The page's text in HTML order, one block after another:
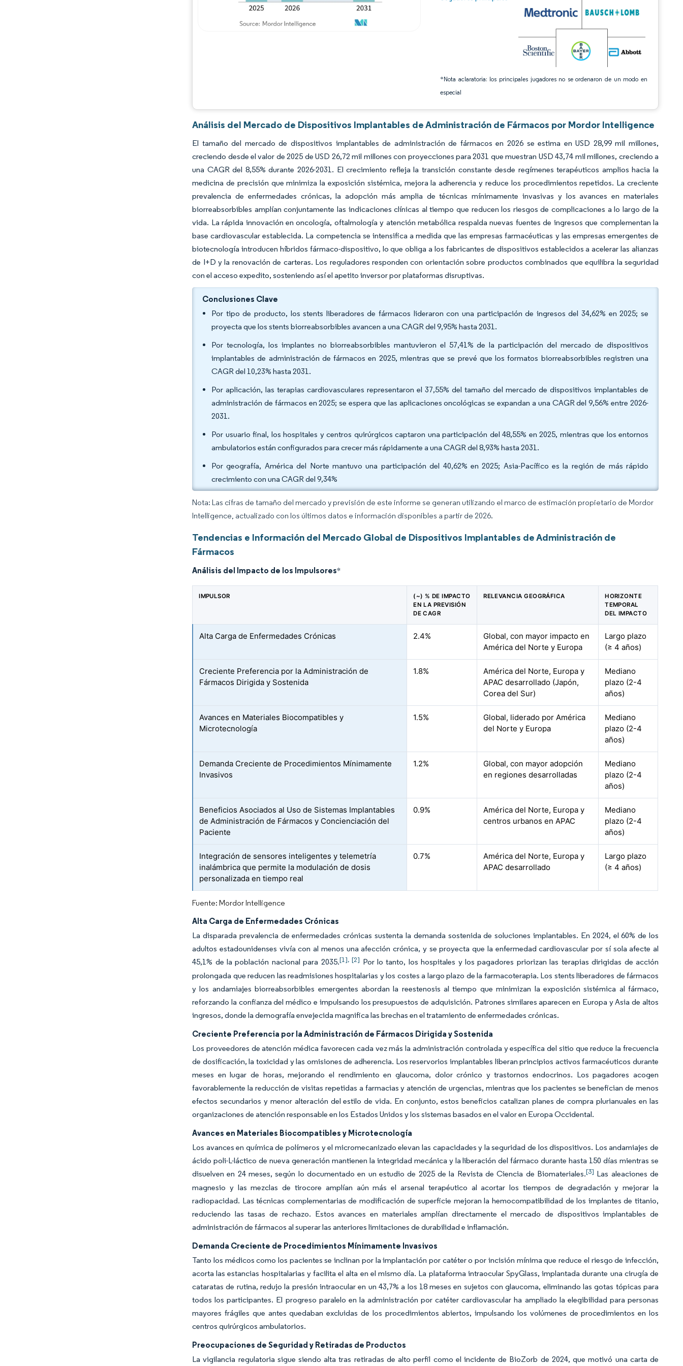
*Nota aclaratoria: los principales jugadores no se ordenaron de un modo en
especial
Análisis del Mercado de Dispositivos Implantables de Administración de Fármacos por Mordor Intelligence
El tamaño del mercado de dispositivos implantables de administración de fármacos en 2026 se estima en USD 28,99 mil millones,
creciendo desde el valor de 2025 de USD 26,72 mil millones con proyecciones para 2031 que muestran USD 43,74 mil millones, creciendo a
una CAGR del 8,55% durante 2026-2031. El crecimiento refleja la transición constante desde regímenes terapéuticos amplios hacia la
medicina de precisión que minimiza la exposición sistémica, mejora la adherencia y reduce los procedimientos repetidos. La creciente
prevalencia de enfermedades crónicas, la adopción más amplia de técnicas mínimamente invasivas y los avances en materiales
biorreabsorbibles amplían conjuntamente las indicaciones clínicas al tiempo que reducen los riesgos de complicaciones a lo largo de la
vida. La rápida innovación en oncología, oftalmología y atención metabólica respalda nuevas fuentes de ingresos que complementan la
base cardiovascular establecida. La competencia se intensifica a medida que las empresas farmacéuticas y las empresas emergentes de
biotecnología introducen híbridos fármaco-dispositivo, lo que obliga a los fabricantes de dispositivos establecidos a acelerar las alianzas
de I+D y la renovación de carteras. Los reguladores responden con orientación sobre productos combinados que equilibra la seguridad
con el acceso expedito, sosteniendo así el apetito inversor por plataformas disruptivas.
Conclusiones Clave
Por tipo de producto, los stents liberadores de fármacos lideraron con una participación de ingresos del 34,62% en 2025; se
proyecta que los stents biorreabsorbibles avancen a una CAGR del 9,95% hasta 2031.
Por tecnología, los implantes no biorreabsorbibles mantuvieron el 57,41% de la participación del mercado de dispositivos
implantables de administración de fármacos en 2025, mientras que se prevé que los formatos biorreabsorbibles registren una
CAGR del 10,23% hasta 2031.
Por aplicación, las terapias cardiovasculares representaron el 37,55% del tamaño del mercado de dispositivos implantables de
administración de fármacos en 2025; se espera que las aplicaciones oncológicas se expandan a una CAGR del 9,56% entre 2026-
2031.
Por usuario final, los hospitales y centros quirúrgicos captaron una participación del 48,55% en 2025, mientras que los entornos
ambulatorios están configurados para crecer más rápidamente a una CAGR del 8,93% hasta 2031.
Por geografía, América del Norte mantuvo una participación del 40,62% en 2025; Asia-Pacífico es la región de más rápido
crecimiento con una CAGR del 9,34%
Nota: Las cifras de tamaño del mercado y previsión de este informe se generan utilizando el marco de estimación propietario de Mordor
Intelligence, actualizado con los últimos datos e información disponibles a partir de 2026.
Tendencias e Información del Mercado Global de Dispositivos Implantables de Administración de
Fármacos
Análisis del Impacto de los Impulsores*
IMPULSOR
(~) % DE IMPACTO
EN LA PREVISIÓN
DE CAGR
RELEVANCIA GEOGRÁFICA
HORIZONTE
TEMPORAL
DEL IMPACTO
Alta Carga de Enfermedades Crónicas 2.4%
Global, con mayor impacto en
América del Norte y Europa
Largo plazo
(≥ 4 años)
Creciente Preferencia por la Administración de
Fármacos Dirigida y Sostenida
1.8%
América del Norte, Europa y
APAC desarrollado (Japón,
Corea del Sur)
Mediano
plazo (2-4
años)
Avances en Materiales Biocompatibles y
Microtecnología
1.5%
Global, liderado por América
del Norte y Europa
Mediano
plazo (2-4
años)
Demanda Creciente de Procedimientos Mínimamente
Invasivos
1.2%
Global, con mayor adopción
en regiones desarrolladas
Mediano
plazo (2-4
años)
Beneficios Asociados al Uso de Sistemas Implantables
de Administración de Fármacos y Concienciación del
Paciente
0.9%
América del Norte, Europa y
centros urbanos en APAC
Mediano
plazo (2-4
años)
Integración de sensores inteligentes y telemetría
inalámbrica que permite la modulación de dosis
personalizada en tiempo real
0.7%
América del Norte, Europa y
APAC desarrollado
Largo plazo
(≥ 4 años)
Fuente: Mordor Intelligence
Alta Carga de Enfermedades Crónicas
La disparada prevalencia de enfermedades crónicas sustenta la demanda sostenida de soluciones implantables. En 2024, el 60% de los
adultos estadounidenses vivía con al menos una afección crónica, y se proyecta que la enfermedad cardiovascular por sí sola afecte al
45,1% de la población nacional para 2035.[1], [2] Por lo tanto, los hospitales y los pagadores priorizan las terapias dirigidas de acción
prolongada que reducen las readmisiones hospitalarias y los costes a largo plazo de la farmacoterapia. Los stents liberadores de fármacos
y los andamiajes biorreabsorbibles emergentes abordan la reestenosis al tiempo que minimizan la exposición sistémica al fármaco,
reforzando la confianza del médico e impulsando los presupuestos de adquisición. Patrones similares aparecen en Europa y Asia de altos
ingresos, donde la demografía envejecida magnifica las brechas en el tratamiento de enfermedades crónicas.
Creciente Preferencia por la Administración de Fármacos Dirigida y Sostenida
Los proveedores de atención médica favorecen cada vez más la administración controlada y específica del sitio que reduce la frecuencia
de dosificación, la toxicidad y las omisiones de adherencia. Los reservorios implantables liberan principios activos farmacéuticos durante
meses en lugar de horas, mejorando el rendimiento en glaucoma, dolor crónico y trastornos endocrinos. Los pagadores acogen
favorablemente la reducción de visitas repetidas a farmacias y atención de urgencias, mientras que los pacientes se benefician de menos
efectos secundarios y menor alteración del estilo de vida. En conjunto, estos beneficios catalizan planes de compra plurianuales en las
organizaciones de atención responsable en los Estados Unidos y los sistemas basados en el valor en Europa Occidental.
Avances en Materiales Biocompatibles y Microtecnología
Los avances en química de polímeros y el micromecanizado elevan las capacidades y la seguridad de los dispositivos. Los andamiajes de
ácido poli-L-láctico de nueva generación mantienen la integridad mecánica y la liberación del fármaco durante hasta 150 días mientras se
disuelven en 24 meses, según lo documentado en un estudio de 2025 de la Revista de Ciencia de Biomateriales.[3] Las aleaciones de
magnesio y las mezclas de tirocore amplían aún más el arsenal terapéutico al acortar los tiempos de degradación y mejorar la
radiopacidad. Las técnicas complementarias de modificación de superficie mejoran la hemocompatibilidad de los implantes de titanio,
reduciendo las tasas de rechazo. Estos avances en materiales amplían directamente el mercado de dispositivos implantables de
administración de fármacos al superar las anteriores limitaciones de durabilidad e inflamación.
Demanda Creciente de Procedimientos Mínimamente Invasivos
Tanto los médicos como los pacientes se inclinan por la implantación por catéter o por incisión mínima que reduce el riesgo de infección,
acorta las estancias hospitalarias y facilita el alta en el mismo día. La plataforma intraocular SpyGlass, implantada durante una cirugía de
cataratas de rutina, redujo la presión intraocular en un 43,7% a los 18 meses en sujetos con glaucoma, eliminando las gotas tópicas para
todos los participantes. El progreso paralelo en la administración por catéter cardiovascular ha ampliado la elegibilidad para personas
mayores frágiles que antes quedaban excluidas de los procedimientos abiertos, impulsando los volúmenes de procedimientos en los
centros quirúrgicos ambulatorios.
Preocupaciones de Seguridad y Retiradas de Productos
La vigilancia regulatoria sigue siendo alta tras retiradas de alto perfil como el incidente de BioZorb de 2024, que motivó una carta de